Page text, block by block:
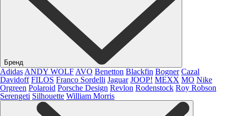
Бренд
Adidas ANDY WOLF AVO Benetton Blackfin Bogner Cazal
Davidoff FILOS Franco Sordelli Jaguar JOOP! MEXX MO Nike
Orgreen Polaroid Porsche Design Revlon Rodenstock Roy Robson
Serengeti Silhouette William Morris